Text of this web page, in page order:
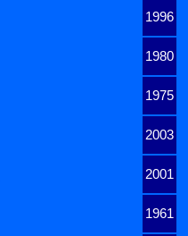
1996
1980
1975
2003
2001
1961